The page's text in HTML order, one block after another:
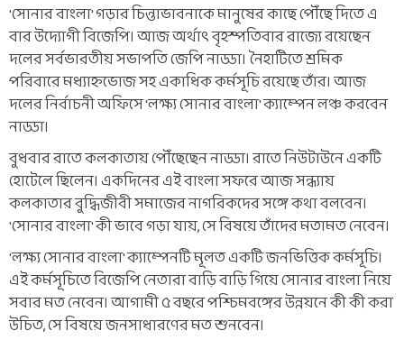
'সোনার বাংলা' গড়ার চিন্তাভাবনাকে মানুষের কাছে পৌঁছে দিতে এ
বার উদ্যোগী বিজেপি। আজ অর্থাত্‍ বৃহস্পতিবার রাজ্যে রয়েছেন
দলের সর্বভারতীয় সভাপতি জেপি নাড্ডা। নৈহাটিতে শ্রমিক
পরিবারে মধ্যাহ্নভোজ সহ একাধিক কর্মসূচি রয়েছে তাঁর। আজ
দলের নির্বাচনী অফিসে 'লক্ষ্য সোনার বাংলা' ক্যাম্পেন লঞ্চ করবেন
নাড্ডা।
বুধবার রাতে কলকাতায় পৌঁছেছেন নাড্ডা। রাতে নিউটাউনে একটি
হোটেলে ছিলেন। একদিনের এই বাংলা সফরে আজ সন্ধ্যায়
কলকাতার বুদ্ধিজীবী সমাজের নাগরিকদের সঙ্গে কথা বলবেন।
'সোনার বাংলা' কী ভাবে গড়া যায়, সে বিষয়ে তাঁদের মতামত নেবেন।
'লক্ষ্য সোনার বাংলা' ক্যাম্পেনটি মূলত একটি জনভিত্তিক কর্মসূচি।
এই কর্মসূচিতে বিজেপি নেতারা বাড়ি বাড়ি গিয়ে সোনার বাংলা নিয়ে
সবার মত নেবেন। আগামী ৫ বছরে পশ্চিমবঙ্গের উন্নয়নে কী কী করা
উচিত, সে বিষয়ে জনসাধারণের মত শুনবেন।